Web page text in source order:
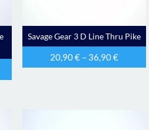
Savage Gear 3 D Line Thru Pike
20,90€– 36,90€